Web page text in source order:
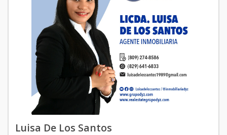
Luisa De Los Santos